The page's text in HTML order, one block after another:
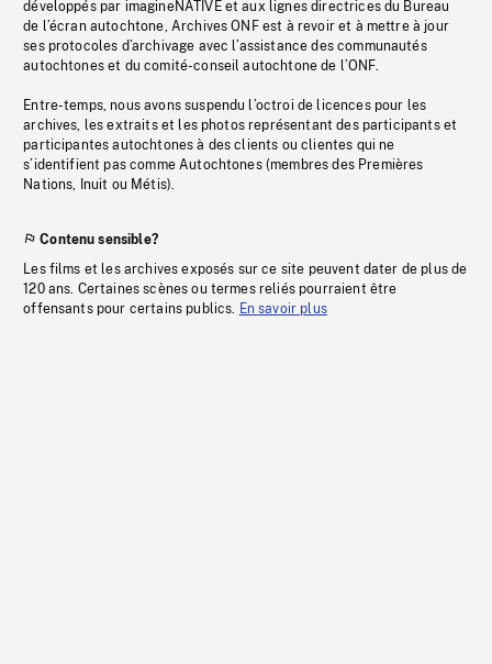
développés par imagineNATIVE et aux lignes directrices du Bureau
de l’écran autochtone, Archives ONF est à revoir et à mettre à jour
ses protocoles d’archivage avec l’assistance des communautés
autochtones et du comité-conseil autochtone de l’ONF.
Entre-temps, nous avons suspendu l’octroi de licences pour les
archives, les extraits et les photos représentant des participants et
participantes autochtones à des clients ou clientes qui ne
s’identifient pas comme Autochtones (membres des Premières
Nations, Inuit ou Métis).
Contenu sensible?
Les films et les archives exposés sur ce site peuvent dater de plus de
120 ans. Certaines scènes ou termes reliés pourraient être
offensants pour certains publics. En savoir plus